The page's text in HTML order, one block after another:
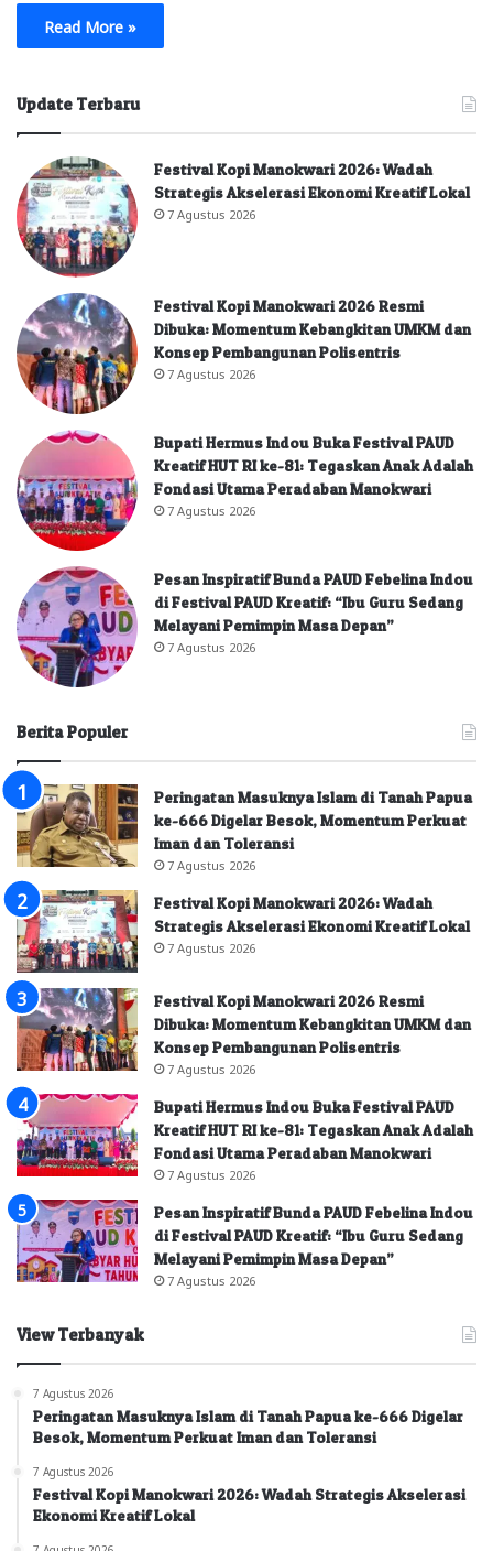
Read More »
Update Terbaru
Festival Kopi Manokwari 2026: Wadah
Strategis Akselerasi Ekonomi Kreatif Lokal
7 Agustus 2026
Festival Kopi Manokwari 2026 Resmi
Dibuka: Momentum Kebangkitan UMKM dan
Konsep Pembangunan Polisentris
7 Agustus 2026
Bupati Hermus Indou Buka Festival PAUD
Kreatif HUT RI ke-81: Tegaskan Anak Adalah
Fondasi Utama Peradaban Manokwari
7 Agustus 2026
Pesan Inspiratif Bunda PAUD Febelina Indou
di Festival PAUD Kreatif: “Ibu Guru Sedang
Melayani Pemimpin Masa Depan”
7 Agustus 2026
Berita Populer
Peringatan Masuknya Islam di Tanah Papua
ke-666 Digelar Besok, Momentum Perkuat
Iman dan Toleransi
7 Agustus 2026
Festival Kopi Manokwari 2026: Wadah
Strategis Akselerasi Ekonomi Kreatif Lokal
7 Agustus 2026
Festival Kopi Manokwari 2026 Resmi
Dibuka: Momentum Kebangkitan UMKM dan
Konsep Pembangunan Polisentris
7 Agustus 2026
Bupati Hermus Indou Buka Festival PAUD
Kreatif HUT RI ke-81: Tegaskan Anak Adalah
Fondasi Utama Peradaban Manokwari
7 Agustus 2026
Pesan Inspiratif Bunda PAUD Febelina Indou
di Festival PAUD Kreatif: “Ibu Guru Sedang
Melayani Pemimpin Masa Depan”
7 Agustus 2026
View Terbanyak
7 Agustus 2026
Peringatan Masuknya Islam di Tanah Papua ke-666 Digelar
Besok, Momentum Perkuat Iman dan Toleransi
7 Agustus 2026
Festival Kopi Manokwari 2026: Wadah Strategis Akselerasi
Ekonomi Kreatif Lokal